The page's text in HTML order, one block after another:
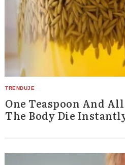
One Teaspoon And
The Body Die